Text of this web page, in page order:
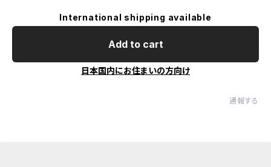
International shipping available
Add to cart
日本国内にお住まいの方向け
通報する